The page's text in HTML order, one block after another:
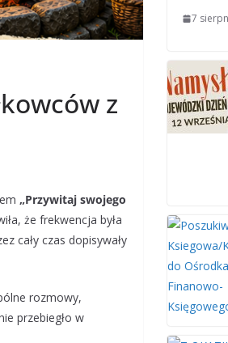
z
„Przywitaj swojego
że frekwencja była
cały czas dopisywały
rozmowy,
przebiegło w
7